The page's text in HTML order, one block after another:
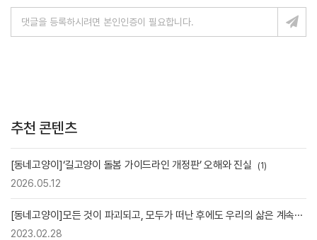
추천 콘텐츠
[동네고양이]‘길고양이 돌봄 가이드라인 개정판’ 오해와 진실 (1)
2026.05.12
[동네고양이]모든 것이 파괴되고, 모두가 떠난 후에도 우리의 삶은 계속···
2023.02.28